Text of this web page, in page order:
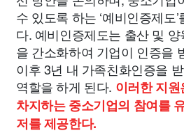
수 있도록 하는 ‘예비인증제도
다. 예비인증제도는 출산 및
을 간소화하여 기업이 인증을
이후 3년 내 가족친화인증을
역할을 하게 된다. 이러한 지
차지하는 중소기업의 참여를
저를 제공한다.